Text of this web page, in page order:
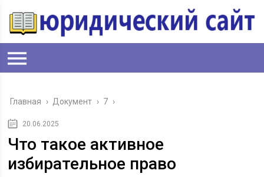
Главная › Документ › 7 ›
20.06.2025
Что такое активное
избирательное право